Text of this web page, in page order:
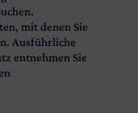
mit denen Sie
Ausführliche
entnehmen Sie